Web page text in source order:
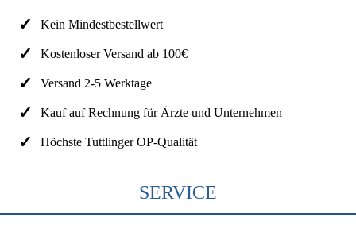
Kein Mindestbestellwert
Kostenloser Versand ab 100€
Versand 2-5 Werktage
Kauf auf Rechnung für Ärzte und Unternehmen
Höchste Tuttlinger OP-Qualität
SERVICE